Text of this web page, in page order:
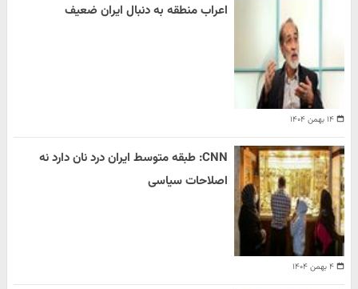
۱۴ بهمن ۱۴۰۴
اعراب منطقه به دنبال ایران ضعیف
۴ بهمن ۱۴۰۴
CNN: طبقه متوسط ایران درد نان دارد نه
اصلاحات سیاسی